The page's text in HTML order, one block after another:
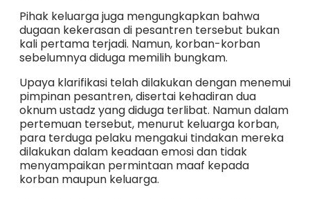
Pihak keluarga juga mengungkapkan bahwa
dugaan kekerasan di pesantren tersebut bukan
kali pertama terjadi. Namun, korban-korban
sebelumnya diduga memilih bungkam.
Upaya klarifikasi telah dilakukan dengan menemui
pimpinan pesantren, disertai kehadiran dua
oknum ustadz yang diduga terlibat. Namun dalam
pertemuan tersebut, menurut keluarga korban,
para terduga pelaku mengakui tindakan mereka
dilakukan dalam keadaan emosi dan tidak
menyampaikan permintaan maaf kepada
korban maupun keluarga.